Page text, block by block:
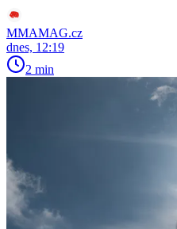
MMAMAG.cz
dnes, 12:19
2 min